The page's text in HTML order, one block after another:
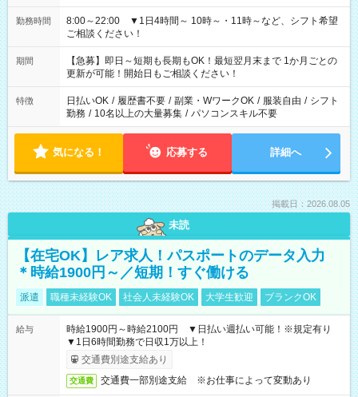
勤務時間
8:00～22:00 ▼1日4時間～ 10時～・11時～など、シフト希望
ご相談ください！
期間
【急募】即日～短期も長期もOK！最短翌月末まで 1か月ごとの
更新が可能！開始日もご相談ください！
特徴 日払いOK / 履歴書不要 / 副業・WワークOK / 服装自由 / シフト
勤務 / 10名以上の大量募集 / パソコンスキル不要
気になる！ 応募する 詳細へ
掲載日：2026.08.05
未読
【在宅OK】レア求人！パスポートのデータ入力
＊時給1900円～／短期！すぐ働ける
派遣 職種未経験OK 社会人未経験OK 大学生歓迎 ブランクOK
給与
時給1900円～時給2100円 ▼日払い週払い可能！※規定有り
▼1日6時間勤務で日収1万以上！
交通費別途支給あり
交通費 交通費一部別途支給 ※お仕事によって変動あり